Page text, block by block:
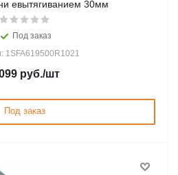
евытягиванием 30мм
Под заказ
1SFA619500R1021
руб./шт
Под заказ